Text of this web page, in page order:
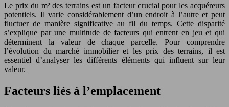
Le prix du m² des terrains est un facteur crucial pour les acquéreurs
potentiels. Il varie considérablement d’un endroit à l’autre et peut
fluctuer de manière significative au fil du temps. Cette disparité
s’explique par une multitude de facteurs qui entrent en jeu et qui
déterminent la valeur de chaque parcelle. Pour comprendre
l’évolution du marché immobilier et les prix des terrains, il est
essentiel d’analyser les différents éléments qui influent sur leur
valeur.
Facteurs liés à l’emplacement